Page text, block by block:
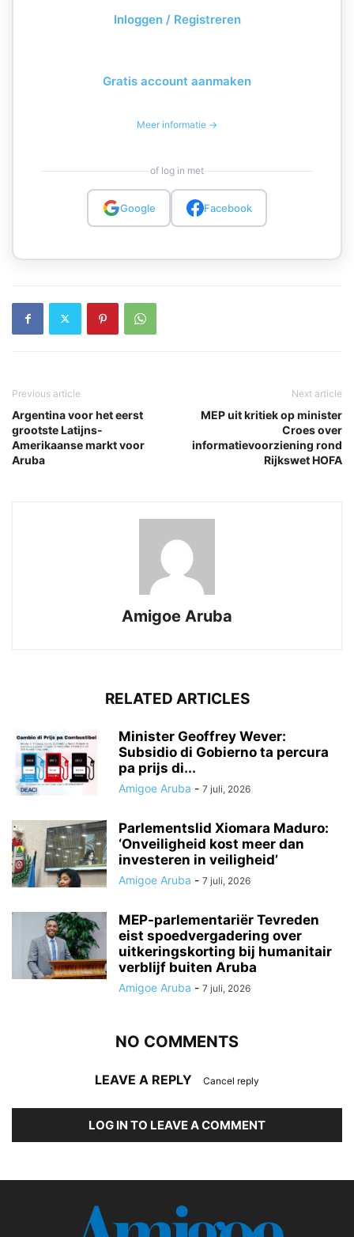
Inloggen / Registreren
Gratis account aanmaken
Meer informatie →
of log in met
Google Facebook
Previous article
Argentina voor het eerst
grootste Latijns-
Amerikaanse markt voor
Aruba
Next article
MEP uit kritiek op minister
Croes over
informatievoorziening rond
Rijkswet HOFA
Amigoe Aruba
RELATED ARTICLES
Minister Geoffrey Wever:
Subsidio di Gobierno ta percura
pa prijs di...
Amigoe Aruba - 7 juli, 2026
Parlementslid Xiomara Maduro:
‘Onveiligheid kost meer dan
investeren in veiligheid’
Amigoe Aruba - 7 juli, 2026
MEP-parlementariër Tevreden
eist spoedvergadering over
uitkeringskorting bij humanitair
verblijf buiten Aruba
Amigoe Aruba - 7 juli, 2026
NO COMMENTS
LEAVE A REPLY Cancel reply
LOG IN TO LEAVE A COMMENT